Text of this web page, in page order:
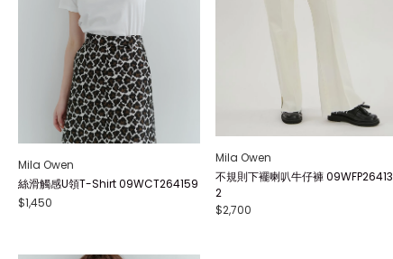
Mila Owen
絲滑觸感U領T-Shirt 09WCT264159
$1,450
Mila Owen
不規則下襬喇叭牛仔褲 09WFP26413
2
$2,700